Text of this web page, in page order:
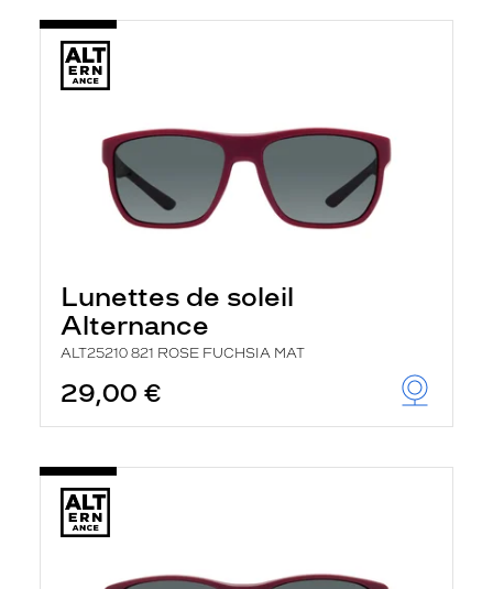
Lunettes de soleil
Alternance
ALT25210 821 ROSE FUCHSIA MAT
29,00 €